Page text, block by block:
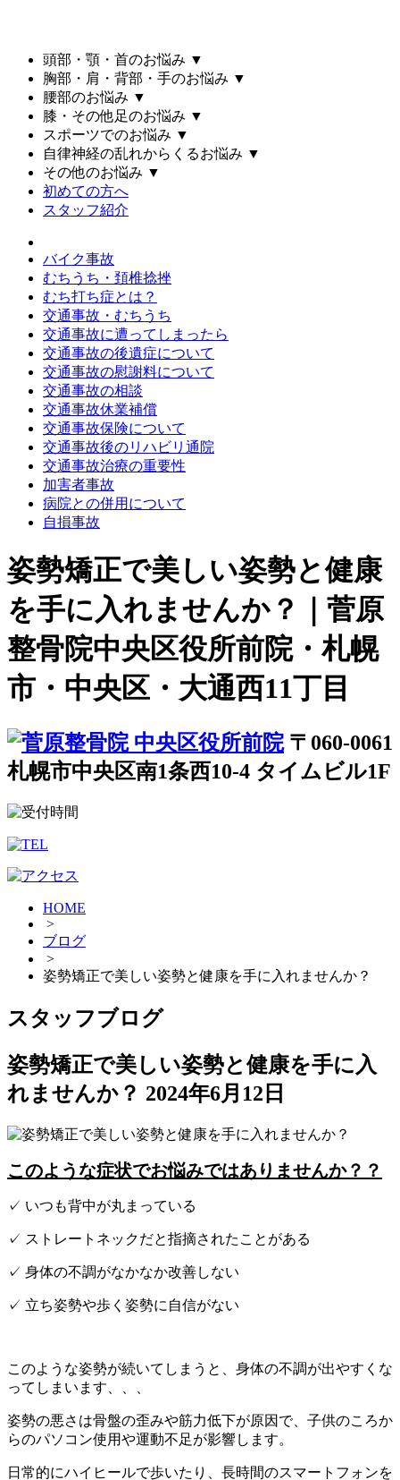
頭部・顎・首のお悩み ▼
胸部・肩・背部・手のお悩み ▼
腰部のお悩み ▼
膝・その他足のお悩み ▼
スポーツでのお悩み ▼
自律神経の乱れからくるお悩み ▼
その他のお悩み ▼
初めての方へ
スタッフ紹介
バイク事故
むちうち・頚椎捻挫
むち打ち症とは？
交通事故・むちうち
交通事故に遭ってしまったら
交通事故の後遺症について
交通事故の慰謝料について
交通事故の相談
交通事故休業補償
交通事故保険について
交通事故後のリハビリ通院
交通事故治療の重要性
加害者事故
病院との併用について
自損事故
姿勢矯正で美しい姿勢と健康
を手に入れませんか？｜菅原
整骨院中央区役所前院・札幌
市・中央区・大通西11丁目
〒060-0061
札幌市中央区南1条西10-4 タイムビル1F
HOME
>
ブログ
>
姿勢矯正で美しい姿勢と健康を手に入れませんか？
スタッフブログ
姿勢矯正で美しい姿勢と健康を手に入
れませんか？ 2024年6月12日
このような症状でお悩みではありませんか？？
✓ いつも背中が丸まっている
✓ ストレートネックだと指摘されたことがある
✓ 身体の不調がなかなか改善しない
✓ 立ち姿勢や歩く姿勢に自信がない
このような姿勢が続いてしまうと、身体の不調が出やすくな
ってしまいます、、、
姿勢の悪さは骨盤の歪みや筋力低下が原因で、子供のころか
らのパソコン使用や運動不足が影響します。
日常的にハイヒールで歩いたり、長時間のスマートフォンを